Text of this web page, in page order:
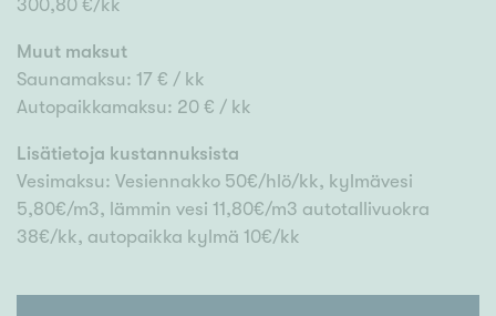
300,80 €/kk
Muut maksut
Saunamaksu: 17 € / kk
Autopaikkamaksu: 20 € / kk
Lisätietoja kustannuksista
Vesimaksu: Vesiennakko 50€/hlö/kk, kylmävesi
5,80€/m3, lämmin vesi 11,80€/m3 autotallivuokra
38€/kk, autopaikka kylmä 10€/kk